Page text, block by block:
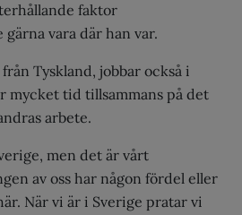
faktor
vara där han var.
Tyskland, jobbar också i
mycket tid tillsammans på det
arbete.
men det är vårt
av oss har någon fördel eller
När vi är i Sverige pratar vi